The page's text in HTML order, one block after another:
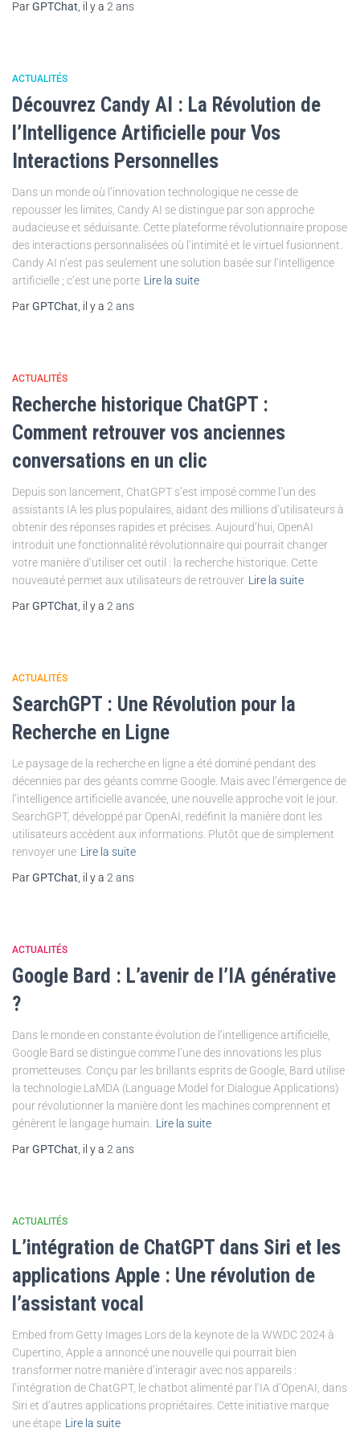
ParGPTChat , il y a 2 ans
ACTUALITÉS
Découvrez Candy AI : La Révolution de
l’Intelligence Artificielle pour Vos
Interactions Personnelles
Dans un monde où l’innovation technologique ne cesse de
repousser les limites, Candy AI se distingue par son approche
audacieuse et séduisante. Cette plateforme révolutionnaire propose
des interactions personnalisées où l’intimité et le virtuel fusionnent.
Candy AI n’est pas seulement une solution basée sur l’intelligence
artificielle ; c’est une porte Lire la suite
ParGPTChat , il y a 2 ans
ACTUALITÉS
Recherche historique ChatGPT :
Comment retrouver vos anciennes
conversations en un clic
Depuis son lancement, ChatGPT s’est imposé comme l’un des
assistants IA les plus populaires, aidant des millions d’utilisateurs à
obtenir des réponses rapides et précises. Aujourd’hui, OpenAI
introduit une fonctionnalité révolutionnaire qui pourrait changer
votre manière d’utiliser cet outil : la recherche historique. Cette
nouveauté permet aux utilisateurs de retrouver Lire la suite
ParGPTChat , il y a 2 ans
ACTUALITÉS
SearchGPT : Une Révolution pour la
Recherche en Ligne
Le paysage de la recherche en ligne a été dominé pendant des
décennies par des géants comme Google. Mais avec l’émergence de
l’intelligence artificielle avancée, une nouvelle approche voit le jour.
SearchGPT, développé par OpenAI, redéfinit la manière dont les
utilisateurs accèdent aux informations. Plutôt que de simplement
renvoyer une Lire la suite
ParGPTChat , il y a 2 ans
ACTUALITÉS
Google Bard : L’avenir de l’IA générative
?
Dans le monde en constante évolution de l’intelligence artificielle,
Google Bard se distingue comme l’une des innovations les plus
prometteuses. Conçu par les brillants esprits de Google, Bard utilise
la technologie LaMDA (Language Model for Dialogue Applications)
pour révolutionner la manière dont les machines comprennent et
génèrent le langage humain.
Lire la suite
ParGPTChat , il y a 2 ans
ACTUALITÉS
L’intégration de ChatGPT dans Siri et les
applications Apple : Une révolution de
l’assistant vocal
Embed from Getty Images Lors de la keynote de la WWDC 2024 à
Cupertino, Apple a annoncé une nouvelle qui pourrait bien
transformer notre manière d’interagir avec nos appareils :
l’intégration de ChatGPT, le chatbot alimenté par l’IA d’OpenAI, dans
Siri et d’autres applications propriétaires. Cette initiative marque
une étape Lire la suite